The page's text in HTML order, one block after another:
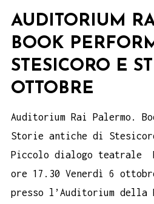
AUDITORIUM
BOOK
STESICORO E
OTTOBRE
Auditorium Rai Palermo.
Storie antiche di
Piccolo dialogo teatrale
ore 17.30 Venerdì 6
presso l’Auditorium della